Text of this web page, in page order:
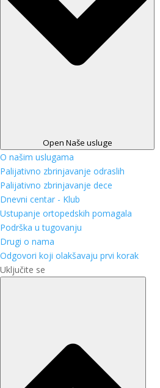
Open Naše usluge
O našim uslugama
Palijativno zbrinjavanje odraslih
Palijativno zbrinjavanje dece
Dnevni centar - Klub
Ustupanje ortopedskih pomagala
Podrška u tugovanju
Drugi o nama
Odgovori koji olakšavaju prvi korak
Uključite se